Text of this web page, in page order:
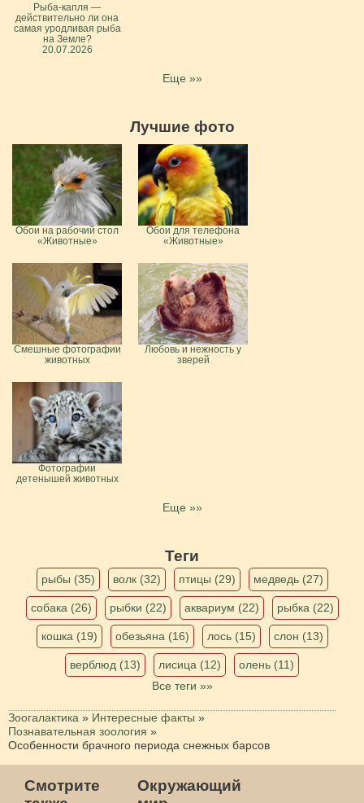
Рыба-капля —
действительно ли она
самая уродливая рыба
на Земле?
20.07.2026
Еще »»
Лучшие фото
Обои на рабочий стол
«Животные»
Обои для телефона
«Животные»
Смешные фотографии
животных
Любовь и нежность у
зверей
Фотографии
детенышей животных
Еще »»
Теги
рыбы (35) волк (32) птицы (29) медведь (27)
собака (26) рыбки (22) аквариум (22) рыбка (22)
кошка (19) обезьяна (16) лось (15) слон (13)
верблюд (13) лисица (12)
олень (11)
Все теги »»
Зоогалактика » Интересные факты »
Познавательная зоология »
Особенности брачного периода снежных барсов
Смотрите
Окружающий